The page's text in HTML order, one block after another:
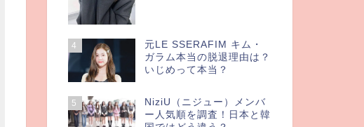
4
元LE SSERAFIM キム・
ガラム本当の脱退理由は？
いじめって本当？
5
NiziU（ニジュー）メンバ
ー人気順を調査！日本と韓